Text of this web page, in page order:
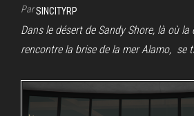
ParSINCITYRP
Dans le désert de Sandy Shore, là où
rencontre la brise de la mer Alamo, se